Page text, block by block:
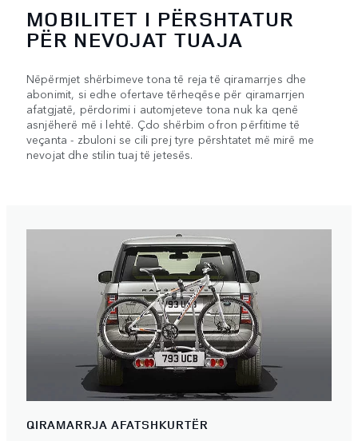
MOBILITET I PËRSHTATUR
PËR NEVOJAT TUAJA
Nëpërmjet shërbimeve tona të reja të qiramarrjes dhe
abonimit, si edhe ofertave tërheqëse për qiramarrjen
afatgjatë, përdorimi i automjeteve tona nuk ka qenë
asnjëherë më i lehtë. Çdo shërbim ofron përfitime të
veçanta - zbuloni se cili prej tyre përshtatet më mirë me
nevojat dhe stilin tuaj të jetesës.
QIRAMARRJA AFATSHKURTËR